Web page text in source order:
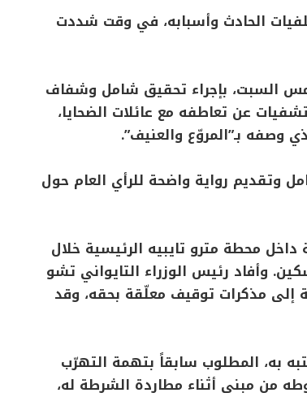
الحادث وأسبابه، في وقت شددت
السبت، بإجراء تحقيق شامل وشفاف
عن تعاطفه مع عائلات الضحايا،
وصفه بـ”المروّع والعنيف”.
وتقديم رواية واضحة للرأي العام حول
محطة مترو تايبيه الرئيسية خلال
وأفاد رئيس الوزراء التايواني تشو
إلى مذكرات توقيف معلّقة بحقه، وقد
به، المطلوب سابقاً بتهمة التهرّب
من مبنى أثناء مطاردة الشرطة له،